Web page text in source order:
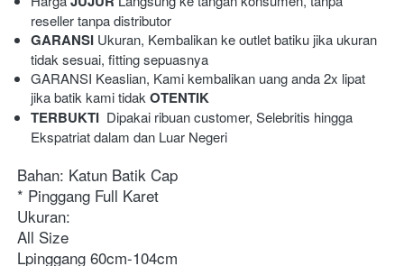
reseller tanpa distributor
GARANSI Ukuran, Kembalikan ke outlet batiku jika ukuran
tidak sesuai, fitting sepuasnya
GARANSI Keaslian, Kami kembalikan uang anda 2x lipat
jika batik kami tidak OTENTIK
TERBUKTI
  Dipakai ribuan customer, Selebritis hingga
Ekspatriat dalam dan Luar Negeri
Bahan: Katun Batik Cap
* Pinggang Full Karet
Ukuran:
All Size
Lpinggang 60cm-104cm